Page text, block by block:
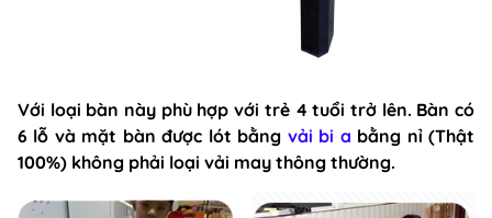
Với loại bàn này phù hợp với trẻ 4 tuổi trở lên. Bàn có
6 lỗ và mặt bàn được lót bằng vải bi a bằng nỉ (Thật
100%) không phải loại vải may thông thường.